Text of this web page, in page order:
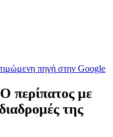
πηγή στην Google
περίπατος με
της